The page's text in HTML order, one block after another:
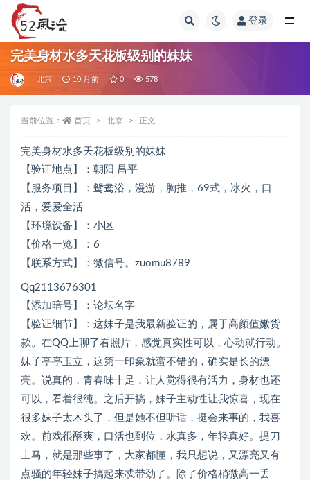
登录
完美身材水多天花板级别的妹妹
北京 10 月前 0 578
当前位置： 首页 北京 正文
完美身材水多天花板级别的妹妹
【验证地点】：朝阳 昌平
【服务项目】：鸳鸯浴，漫游，胸推，69式，冰火，口
活，爱爱全活
【环境设备】：小区
【价格一览】：6
【联系方式】：微信号。zuomu8789
Qq2113676301
【添加暗号】：论坛名字
【验证细节】：这妹子是我最新验证的，属于高颜值嫩货
款。在QQ上聊了看照片，感觉真实性可以，心动就行动。
妹子亭亭玉立，这第一印象就蛮不错的，确实是长的漂
亮。说真的，青春味十足，让人觉得很有活力，身材也还
可以，看着很纯。之后开搞，妹子主动性让我惊喜，现在
很多妹子太木头了，但是她不但听话，挺会来事的，我喜
欢。前戏很酥爽，口活也到位，水真多，年轻真好。提刀
上马，就是那些事了，大家都懂，我只想说，又漂亮又有
点骚的年轻妹子搞起来忒带劲了。除了价格稍微高一丢